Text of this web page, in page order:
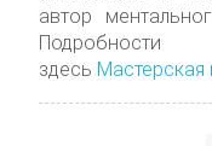
автор
здесь